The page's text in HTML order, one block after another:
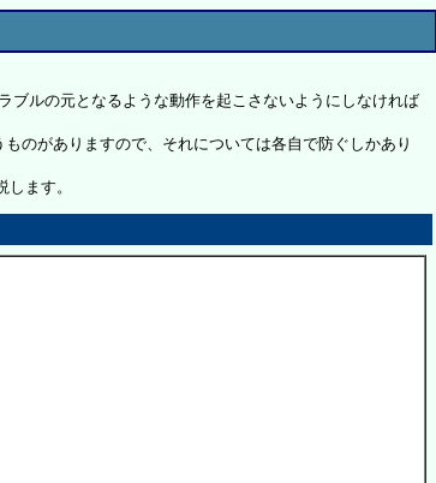
ルの元となるような動作を起こさないようにしなければ
のがありますので、それについては各自で防ぐしかあり
ます。